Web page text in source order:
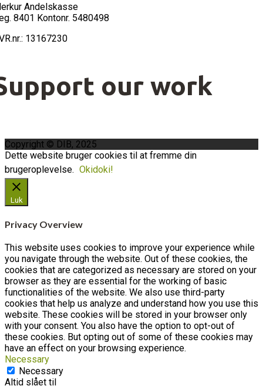
Andelskasse
8401 Kontonr. 5480498
13167230
our work
Copyright © DIB, 2025
Dette website bruger cookies til at fremme din
brugeroplevelse. Okidoki!
Luk
Privacy Overview
This website uses cookies to improve your experience while
you navigate through the website. Out of these cookies, the
cookies that are categorized as necessary are stored on your
browser as they are essential for the working of basic
functionalities of the website. We also use third-party
cookies that help us analyze and understand how you use this
website. These cookies will be stored in your browser only
with your consent. You also have the option to opt-out of
these cookies. But opting out of some of these cookies may
have an effect on your browsing experience.
Necessary
Necessary
Altid slået til